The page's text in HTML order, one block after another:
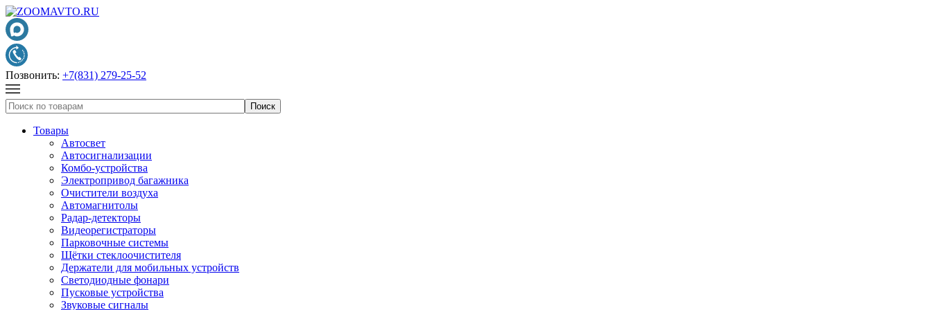
Позвонить: +7(831) 279-25-52
Товары
Автосвет
Автосигнализации
Комбо-устройства
Электропривод багажника
Очистители воздуха
Автомагнитолы
Радар-детекторы
Видеорегистраторы
Парковочные системы
Щётки стеклоочистителя
Держатели для мобильных устройств
Светодиодные фонари
Пусковые устройства
Звуковые сигналы